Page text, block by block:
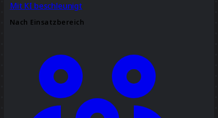
Mit KI beschleunigt
Nach Einsatzbereich